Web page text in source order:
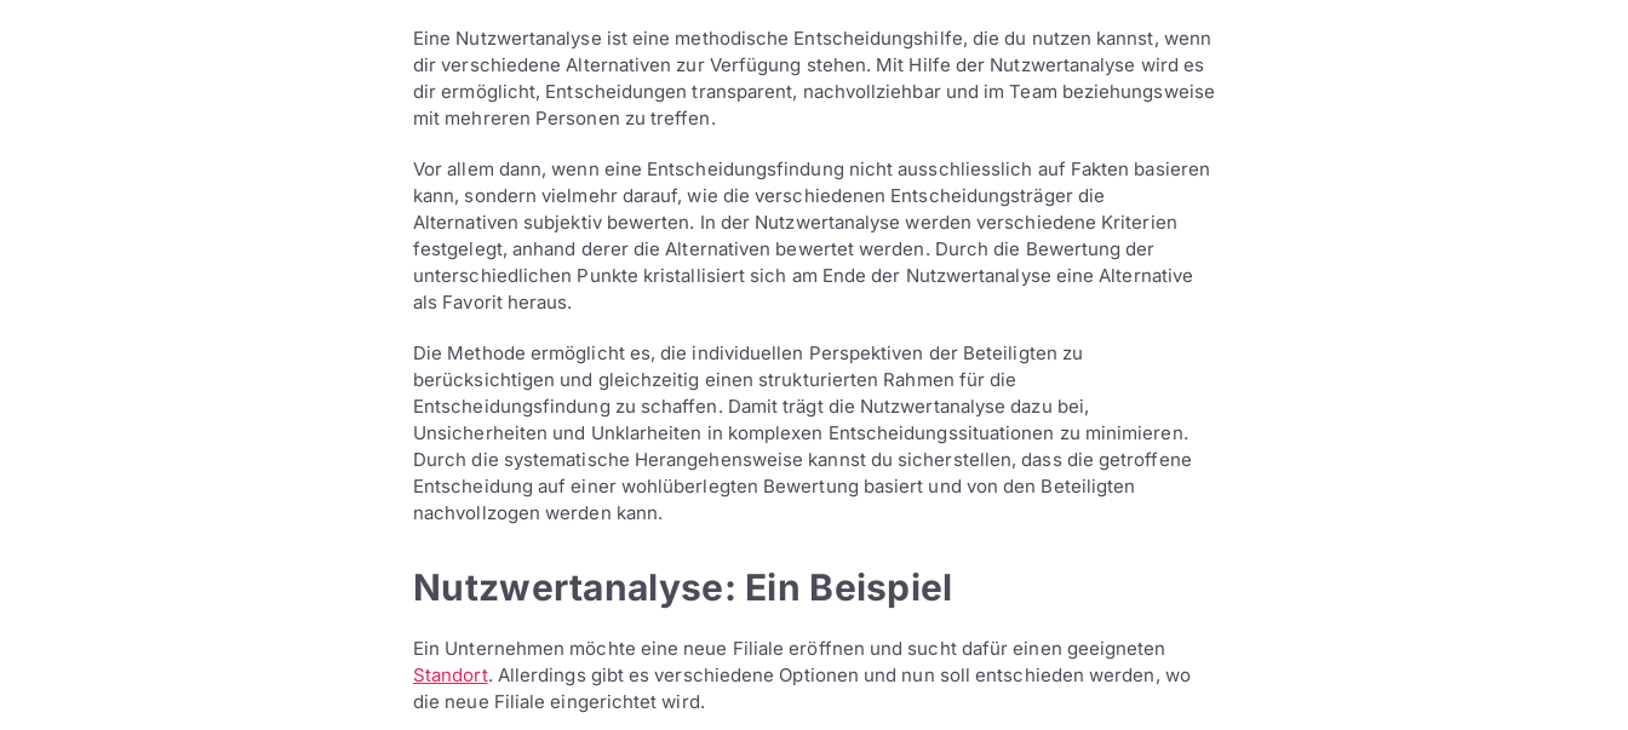
Eine Nutzwertanalyse ist eine methodische Entscheidungshilfe, die du nutzen kannst, wenn
dir verschiedene Alternativen zur Verfügung stehen. Mit Hilfe der Nutzwertanalyse wird es
dir ermöglicht, Entscheidungen transparent, nachvollziehbar und im Team beziehungsweise
mit mehreren Personen zu treffen.
Vor allem dann, wenn eine Entscheidungsfindung nicht ausschliesslich auf Fakten basieren
kann, sondern vielmehr darauf, wie die verschiedenen Entscheidungsträger die
Alternativen subjektiv bewerten. In der Nutzwertanalyse werden verschiedene Kriterien
festgelegt, anhand derer die Alternativen bewertet werden. Durch die Bewertung der
unterschiedlichen Punkte kristallisiert sich am Ende der Nutzwertanalyse eine Alternative
als Favorit heraus.
Die Methode ermöglicht es, die individuellen Perspektiven der Beteiligten zu
berücksichtigen und gleichzeitig einen strukturierten Rahmen für die
Entscheidungsfindung zu schaffen. Damit trägt die Nutzwertanalyse dazu bei,
Unsicherheiten und Unklarheiten in komplexen Entscheidungssituationen zu minimieren.
Durch die systematische Herangehensweise kannst du sicherstellen, dass die getroffene
Entscheidung auf einer wohlüberlegten Bewertung basiert und von den Beteiligten
nachvollzogen werden kann.
Nutzwertanalyse: Ein Beispiel
Ein Unternehmen möchte eine neue Filiale eröffnen und sucht dafür einen geeigneten
Standort. Allerdings gibt es verschiedene Optionen und nun soll entschieden werden, wo
die neue Filiale eingerichtet wird.